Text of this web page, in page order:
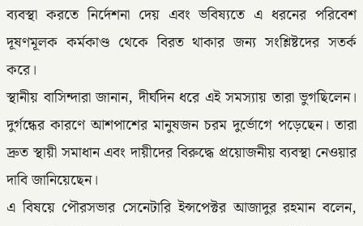
ব্যবস্থা করতে নির্দেশনা দেয় এবং ভবিষ্যতে এ ধরনের পরিবেশ
দূষণমূলক কর্মকাণ্ড থেকে বিরত থাকার জন্য সংশ্লিষ্টদের সতর্ক
করে।
স্থানীয় বাসিন্দারা জানান, দীর্ঘদিন ধরে এই সমস্যায় তারা ভুগছিলেন।
দুর্গন্ধের কারণে আশপাশের মানুষজন চরম দুর্ভোগে পড়েছেন। তারা
দ্রুত স্থায়ী সমাধান এবং দায়ীদের বিরুদ্ধে প্রয়োজনীয় ব্যবস্থা নেওয়ার
দাবি জানিয়েছেন।
এ বিষয়ে পৌরসভার সেনেটারি ইন্সপেক্টর আজাদুর রহমান বলেন,